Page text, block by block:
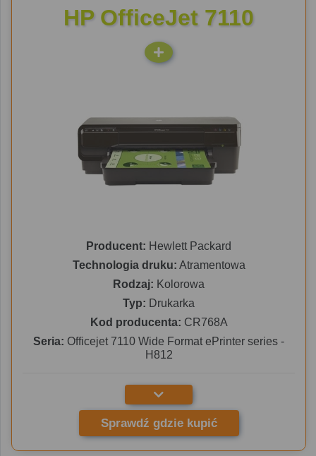
HP OfficeJet 7110
Producent: Hewlett Packard
Technologia druku: Atramentowa
Rodzaj: Kolorowa
Typ: Drukarka
Kod producenta: CR768A
Seria: Officejet 7110 Wide Format ePrinter series -
H812
Sprawdź gdzie kupić